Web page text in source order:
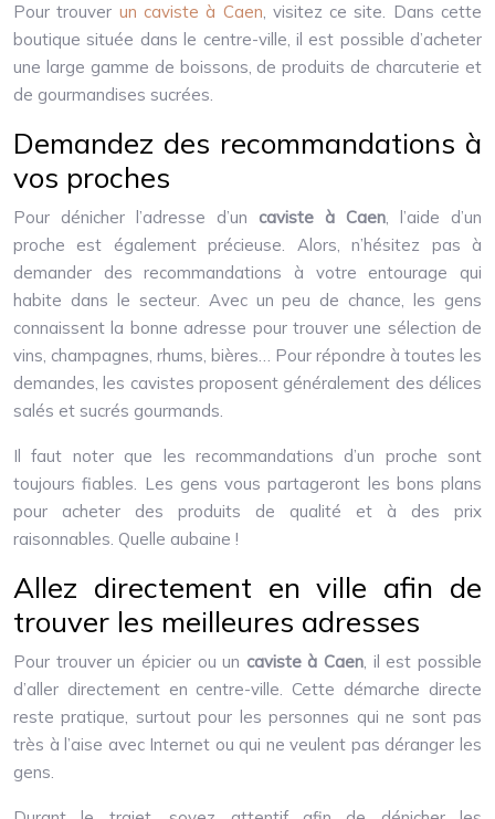
Pour trouver un caviste à Caen, visitez ce site. Dans cette
boutique située dans le centre-ville, il est possible d’acheter
une large gamme de boissons, de produits de charcuterie et
de gourmandises sucrées.
Demandez des recommandations à
vos proches
Pour dénicher l’adresse d’un caviste à Caen, l’aide d’un
proche est également précieuse. Alors, n’hésitez pas à
demander des recommandations à votre entourage qui
habite dans le secteur. Avec un peu de chance, les gens
connaissent la bonne adresse pour trouver une sélection de
vins, champagnes, rhums, bières… Pour répondre à toutes les
demandes, les cavistes proposent généralement des délices
salés et sucrés gourmands.
Il faut noter que les recommandations d’un proche sont
toujours fiables. Les gens vous partageront les bons plans
pour acheter des produits de qualité et à des prix
raisonnables. Quelle aubaine !
Allez directement en ville afin de
trouver les meilleures adresses
Pour trouver un épicier ou un caviste à Caen, il est possible
d’aller directement en centre-ville. Cette démarche directe
reste pratique, surtout pour les personnes qui ne sont pas
très à l’aise avec Internet ou qui ne veulent pas déranger les
gens.